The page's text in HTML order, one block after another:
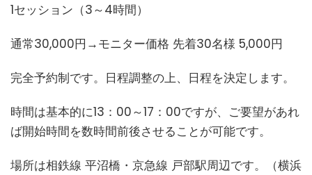
1セッション（3～4時間）
通常30,000円→モニター価格 先着30名様 5,000円
完全予約制です。日程調整の上、日程を決定します。
時間は基本的に13：00～17：00ですが、ご要望があれ
ば開始時間を数時間前後させることが可能です。
場所は相鉄線 平沼橋・京急線 戸部駅周辺です。（横浜